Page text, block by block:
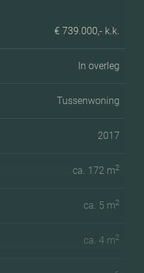
€ 739.000,- k.k.
In overleg
Tussenwoning
2017
ca. 172 m2
ca. 5 m2
ca. 4 m2